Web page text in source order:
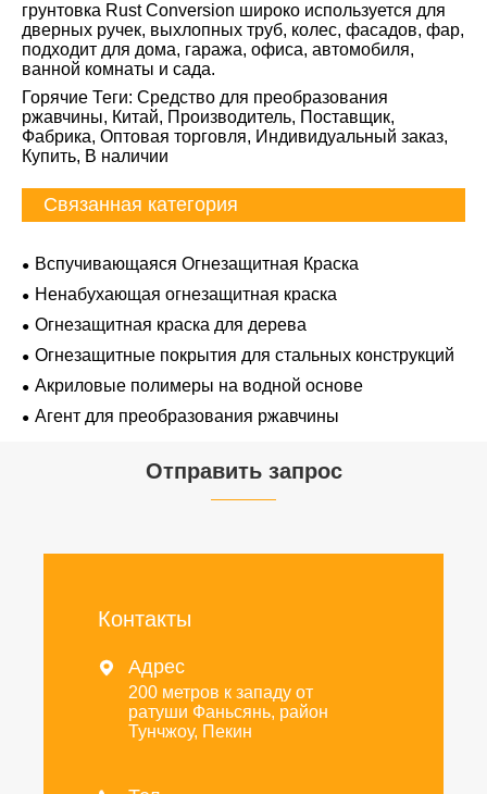
грунтовка Rust Conversion широко используется для
дверных ручек, выхлопных труб, колес, фасадов, фар,
подходит для дома, гаража, офиса, автомобиля,
ванной комнаты и сада.
Горячие Теги: Средство для преобразования
ржавчины, ​​Китай, Производитель, Поставщик,
Фабрика, Оптовая торговля, Индивидуальный заказ,
Купить, В наличии
Связанная категория
Вспучивающаяся Огнезащитная Краска
Ненабухающая огнезащитная краска
Огнезащитная краска для дерева
Огнезащитные покрытия для стальных конструкций
Акриловые полимеры на водной основе
Агент для преобразования ржавчины
Отправить запрос
Контакты
 Адрес
200 метров к западу от
ратуши Фаньсянь, район
Тунчжоу, Пекин